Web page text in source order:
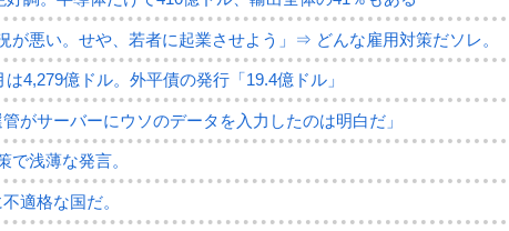
が悪い。せや、若者に起業させよう」⇒ どんな雇用対策だソレ。
4,279億ドル。外平債の発行「19.4億ドル」
がサーバーにウソのデータを入力したのは明白だ」
で浅薄な発言。
適格な国だ。